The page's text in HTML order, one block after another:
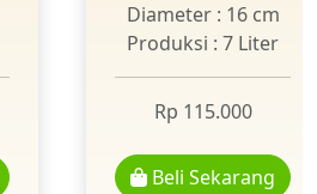
Diameter : 16 cm
Produksi : 7 Liter
Rp 115.000
Beli Sekarang